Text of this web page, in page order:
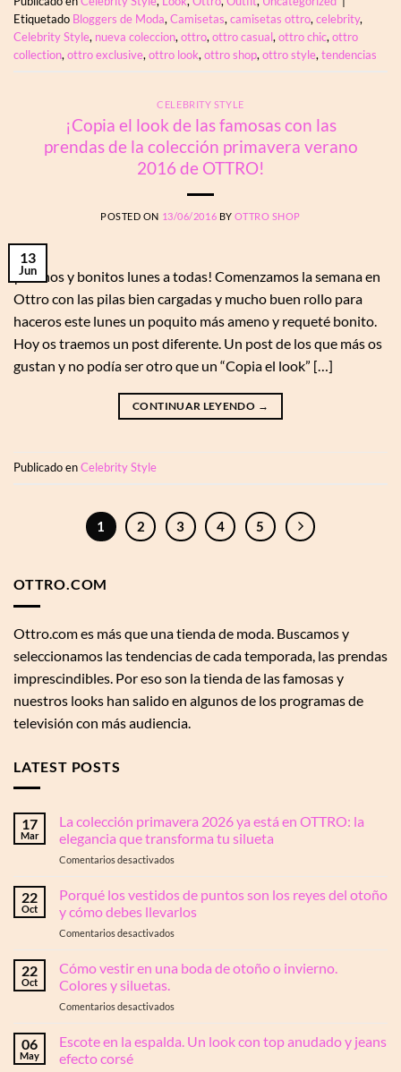
Etiquetado Bloggers de Moda,Camisetas,camisetas ottro,celebrity,
Celebrity Style, nueva coleccion,ottro,ottro casual,ottro chic,ottro
collection,ottro exclusive,ottro look,ottro shop,ottro style,tendencias
CELEBRITY STYLE
¡Copia el look de las famosas con las
prendas de la colección primavera verano
2016 de OTTRO!
POSTED ON 13/06/2016 BYOTTRO SHOP
13
Jun
¡Buenos y bonitos lunes a todas! Comenzamos la semana en
Ottro con las pilas bien cargadas y mucho buen rollo para
haceros este lunes un poquito más ameno y requeté bonito.
Hoy os traemos un post diferente. Un post de los que más os
gustan y no podía ser otro que un “Copia el look” […]
CONTINUAR LEYENDO →
Publicado enCelebrity Style
1 2 3 4 5
OTTRO.COM
Ottro.com es más que una tienda de moda. Buscamos y
seleccionamos las tendencias de cada temporada, las prendas
imprescindibles. Por eso son la tienda de las famosas y
nuestros looks han salido en algunos de los programas de
televisión con más audiencia.
LATEST POSTS
17
Mar
La colección primavera 2026 ya está en OTTRO: la
elegancia que transforma tu silueta
Comentarios desactivadosen
colección
primavera
2026
ya
en
elegancia
transforma
22
Oct
Porqué los vestidos de puntos son los reyes del otoño
y cómo debes llevarlos
Comentarios desactivadosen
los
puntos
los
22
Oct
Cómo vestir en una boda de otoño o invierno.
Colores y siluetas.
Comentarios desactivadosen
vestir
06
May
Escote en la espalda. Un look con top anudado y jeans
efecto corsé